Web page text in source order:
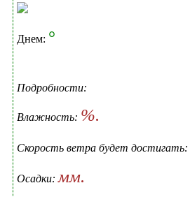
Днем: °
Подробности:
Влажность: %.
Скорость ветра будет достигать:
Осадки:мм.